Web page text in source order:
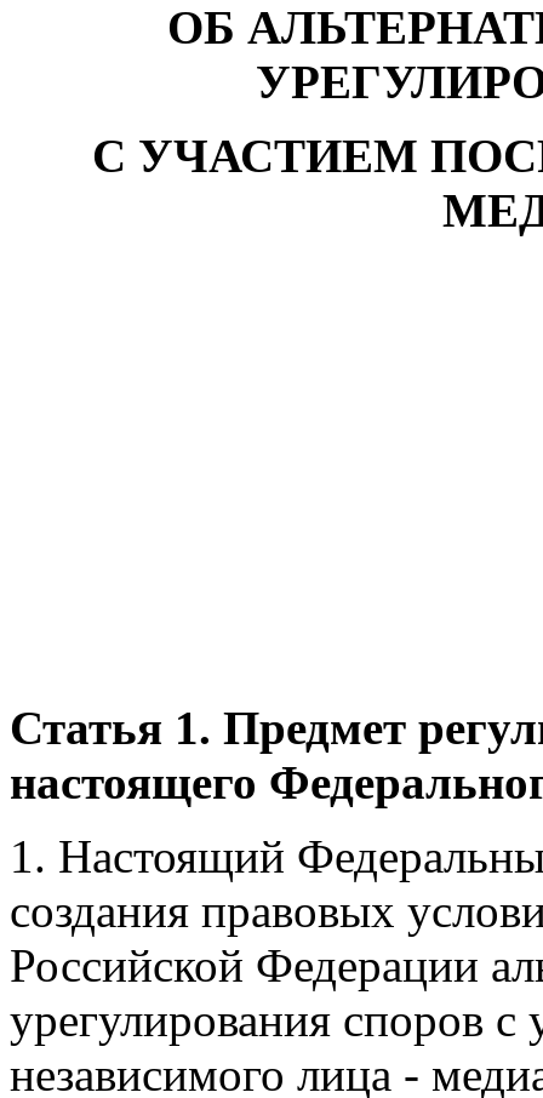
ОБ
С УЧАСТИЕМ
Статья 1. Предмет
настоящего
1. Настоящий
создания правовых
Российской Федерации
урегулирования споров с
независимого лица -